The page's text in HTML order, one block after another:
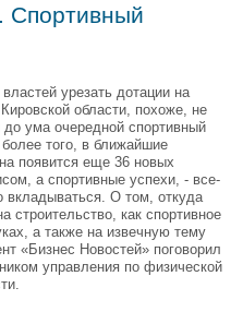
Спортивный
урезать дотации на
области, похоже, не
ума очередной спортивный
того, в ближайшие
появится еще 36 новых
а спортивные успехи, - все-
вкладываться. О том, откуда
как спортивное
а также на извечную тему
«Бизнес Новостей» поговорил
управления по физической